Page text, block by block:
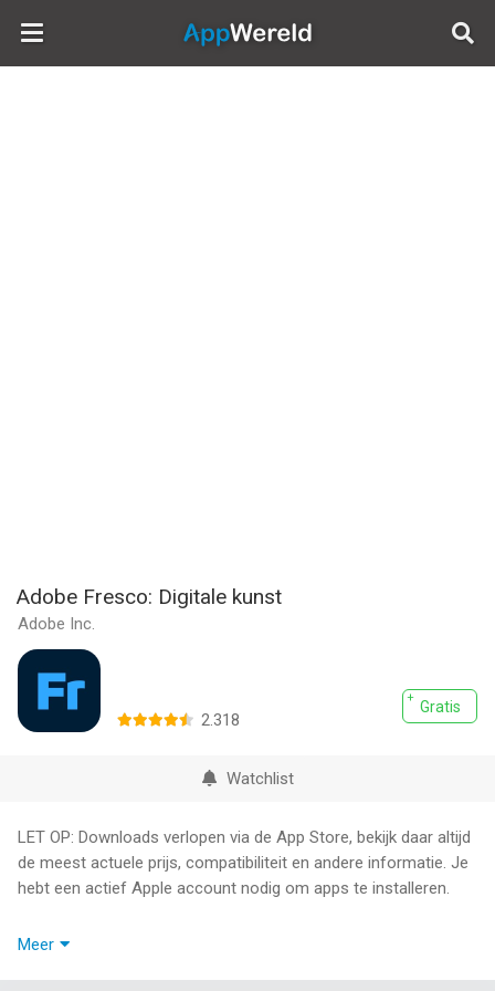
AppWereld
Adobe Fresco: Digitale kunst
Adobe Inc.
Gratis
2.318
Watchlist
LET OP: Downloads verlopen via de App Store, bekijk daar altijd
de meest actuele prijs, compatibiliteit en andere informatie. Je
hebt een actief Apple account nodig om apps te installeren.
Adobe Fresco is een gratis teken- en schilderapp voor digitale
Meer